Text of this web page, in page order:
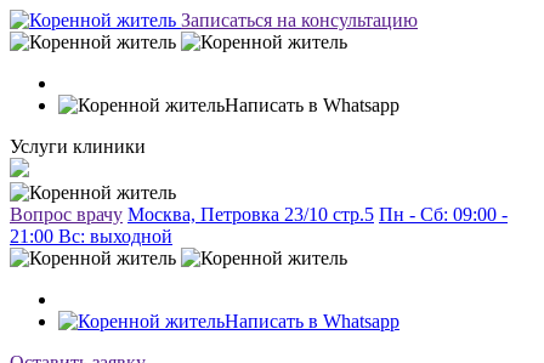
Записаться на консультацию
Написать в Whatsapp
Услуги клиники
Вопрос врачу Москва, Петровка 23/10 стр.5 Пн - Сб: 09:00 -
21:00 Вc: выходной
Написать в Whatsapp